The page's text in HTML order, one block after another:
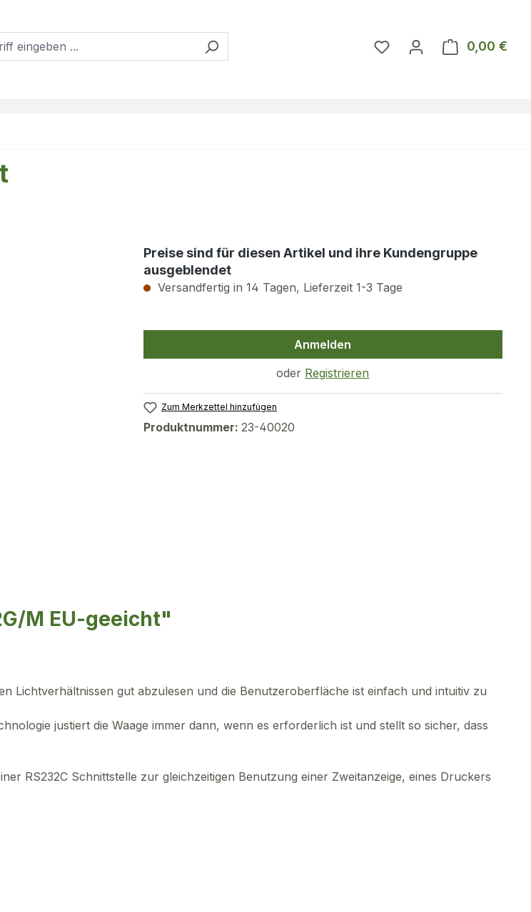
Du hast 0 Produkte auf
0,00 €
Preise sind für diesen Artikel und ihre Kundengruppe
ausgeblendet
Versandfertig in 14 Tagen, Lieferzeit 1-3 Tage
Anmelden
oder Registrieren
Zum Merkzettel hinzufügen
Produktnummer: 23-40020
M EU-geeicht"
Lichtverhältnissen gut abzulesen und die Benutzeroberfläche ist einfach und intuitiv zu
justiert die Waage immer dann, wenn es erforderlich ist und stellt so sicher, dass
RS232C Schnittstelle zur gleichzeitigen Benutzung einer Zweitanzeige, eines Druckers